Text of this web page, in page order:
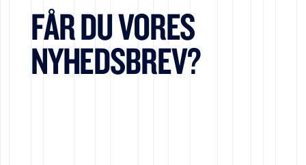
FÅR DU VORES
NYHEDSBREV?